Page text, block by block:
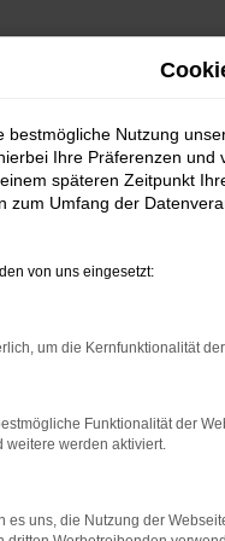
bestimmter
beheben.
auf dem
kann auch dazu
bestmögliche Nutzung
Ihre Präferenzen
späteren Zeitpunkt
zum Umfang der
von uns eingesetzt:
um die Kernfunktionalität
Funktionalität der
weitere werden aktiviert.
es uns, die Nutzung der